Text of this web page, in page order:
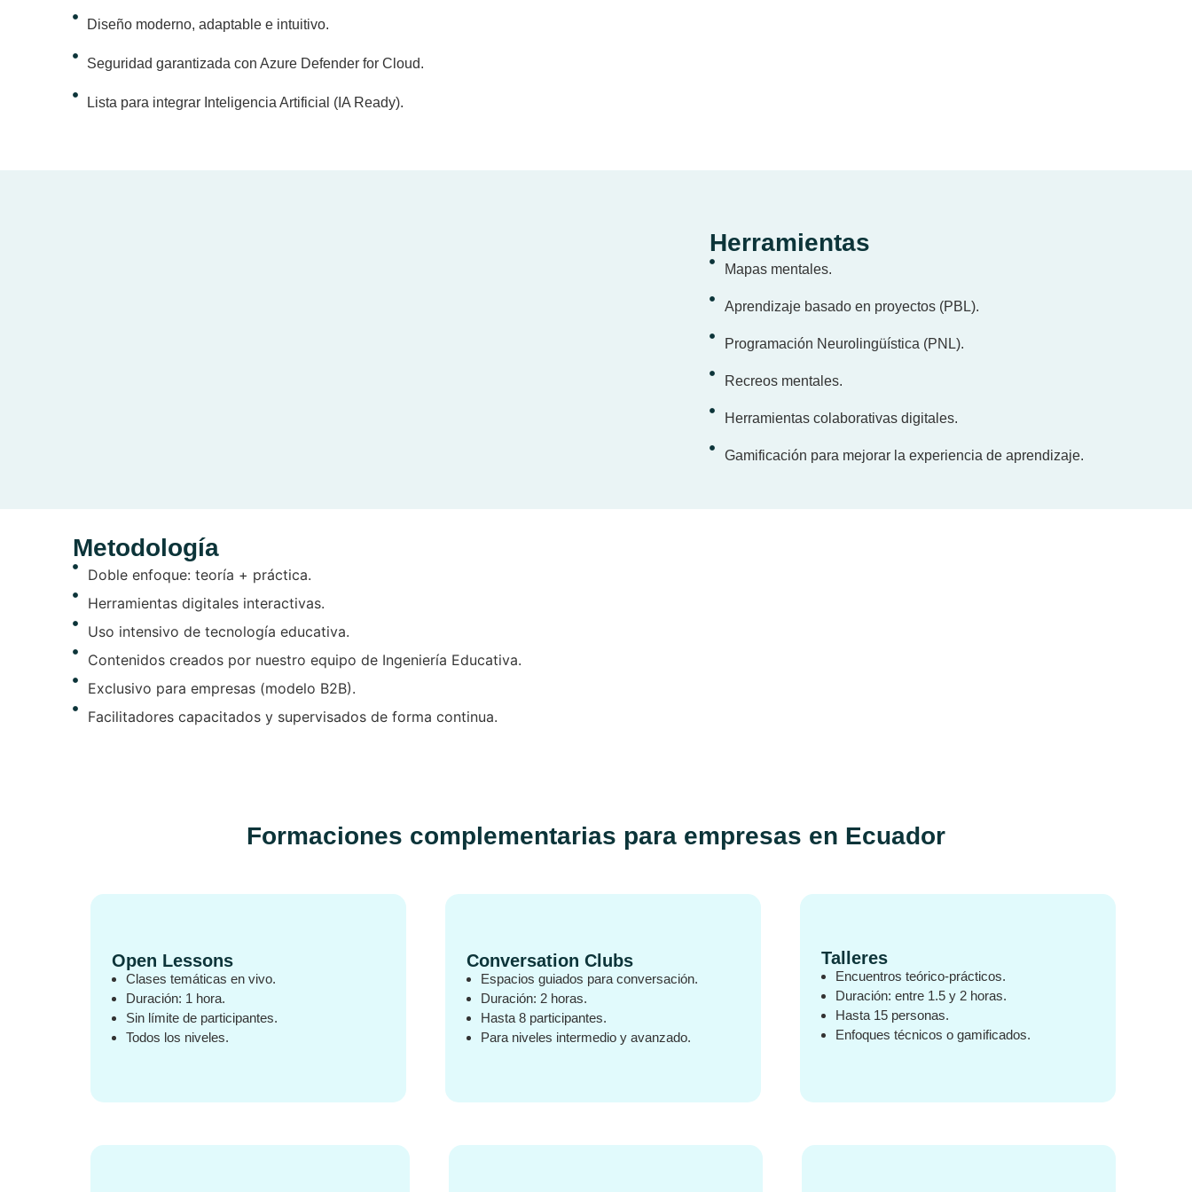
Diseño moderno, adaptable e intuitivo.
Seguridad garantizada con Azure Defender for Cloud.
Lista para integrar Inteligencia Artificial (IA Ready).
Herramientas
Mapas mentales.
Aprendizaje basado en proyectos (PBL).
Programación Neurolingüística (PNL).
Recreos mentales.
Herramientas colaborativas digitales.
Gamificación para mejorar la experiencia de aprendizaje.
Metodología
Doble enfoque: teoría + práctica.
Herramientas digitales interactivas.
Uso intensivo de tecnología educativa.
Contenidos creados por nuestro equipo de Ingeniería Educativa.
Exclusivo para empresas (modelo B2B).
Facilitadores capacitados y supervisados de forma continua.
Formaciones complementarias para empresas en Ecuador
Open Lessons
Clases temáticas en vivo.
Duración: 1 hora.
Sin límite de participantes.
Todos los niveles.
Conversation Clubs
Espacios guiados para conversación.
Duración: 2 horas.
Hasta 8 participantes.
Para niveles intermedio y avanzado.
Talleres
Encuentros teórico-prácticos.
Duración: entre 1.5 y 2 horas.
Hasta 15 personas.
Enfoques técnicos o gamificados.